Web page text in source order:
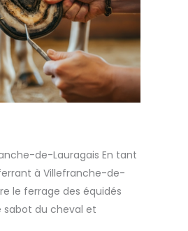
de-Lauragais En tant
à Villefranche-de-
le ferrage des équidés
sabot du cheval et